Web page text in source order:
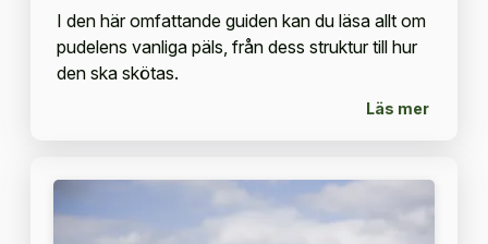
I den här omfattande guiden kan du läsa allt om
pudelens vanliga päls, från dess struktur till hur
den ska skötas.
Läs mer